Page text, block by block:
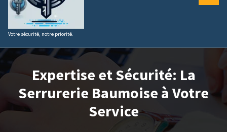
Votre sécurité, notre priorité.
Expertise et Sécurité: La
Serrurerie Baumoise à Votre
Service